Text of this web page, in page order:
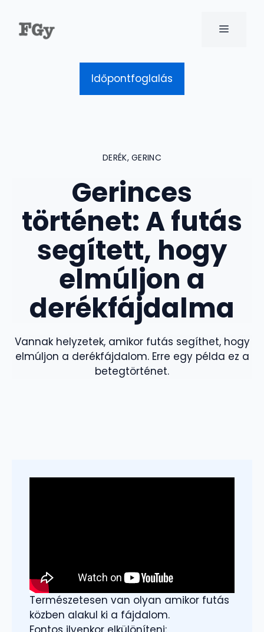
tartalomba
MENÜ
Időpontfoglalás
DERÉK,GERINC
Gerinces
történet: A futás
segített, hogy
elmúljon a
derékfájdalma
Vannak helyzetek, amikor futás segíthet, hogy
elmúljon a derékfájdalom. Erre egy példa ez a
betegtörténet.
Természetesen van olyan amikor futás
közben alakul ki a fájdalom.